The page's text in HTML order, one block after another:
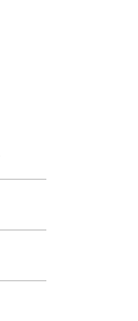
quantity